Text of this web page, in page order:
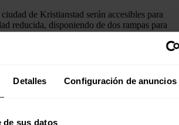
Detalles Configuración de anuncios
de sus datos
de Kristianstad serán accesibles para
reducida, disponiendo de dos rampas para
así como asientos a los que se puede
desde el piso bajo. Una característica adicional
por un sistema de monitoreo y la
cámaras en lugar de los espejos